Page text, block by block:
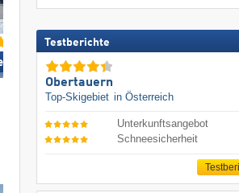
»
Testberichte
Obertauern
Top-Skigebiet in Österreich
Unterkunftsangebot
Schneesicherheit